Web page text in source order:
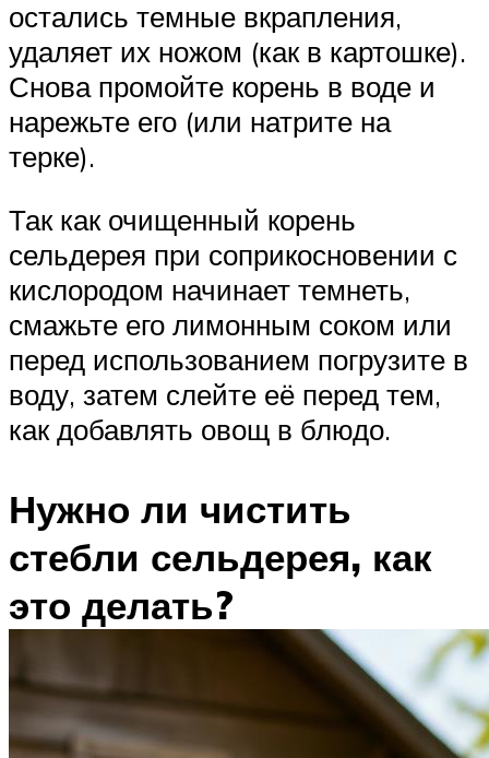
остались темные вкрапления,
удаляет их ножом (как в картошке).
Снова промойте корень в воде и
нарежьте его (или натрите на
терке).
Так как очищенный корень
сельдерея при соприкосновении с
кислородом начинает темнеть,
смажьте его лимонным соком или
перед использованием погрузите в
воду, затем слейте её перед тем,
как добавлять овощ в блюдо.
Нужно ли чистить
стебли сельдерея, как
это делать?